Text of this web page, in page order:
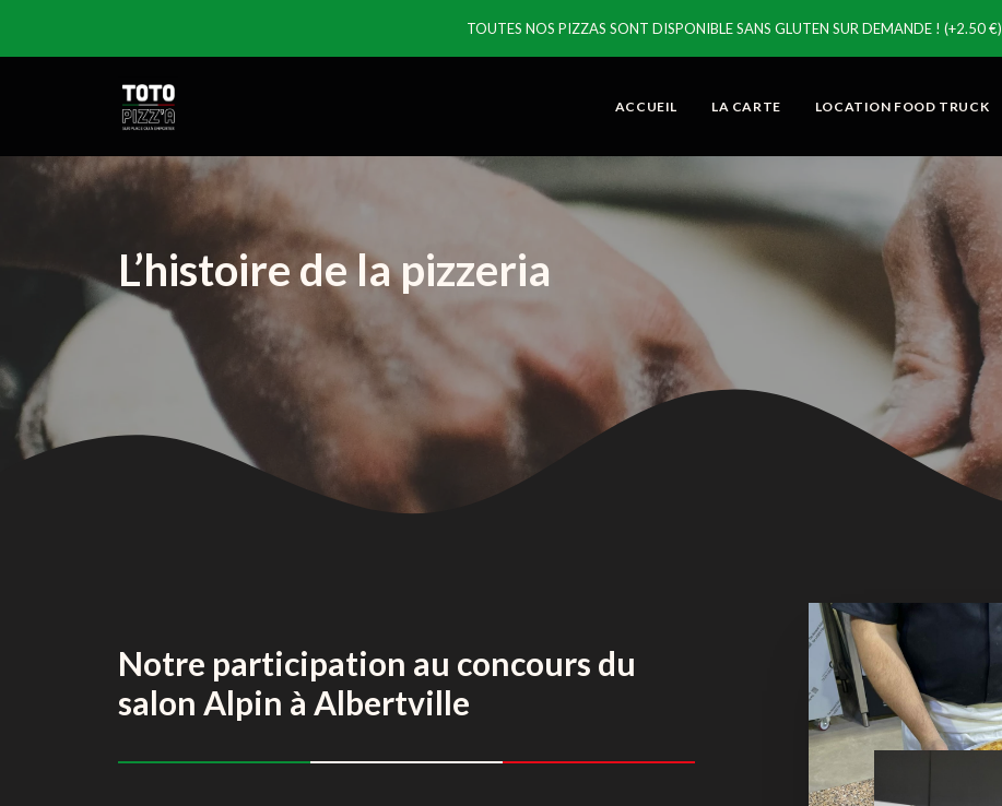
TOUTES NOS PIZZAS SONT DISPONIBLE SANS GLUTEN SUR DEMANDE ! (+2.50 €)
ACCUEIL LA CARTE LOCATION FOOD TRUCK
L’histoire de la pizzeria
Notre participation au concours du
salon Alpin à Albertville